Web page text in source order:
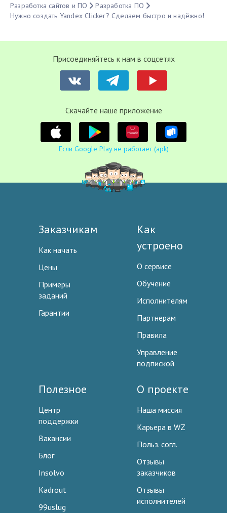
Разработка сайтов и ПО
Разработка ПО
Нужно создать Yandex Clicker? Сделаем быстро и надёжно!
Присоединяйтесь к нам в соцсетях
Cкачайте наше приложение
Если Google Play не работает (apk)
Заказчикам
Как начать
Цены
Примеры
заданий
Гарантии
Как
устроено
О сервисе
Обучение
Исполнителям
Партнерам
Правила
Управление
подпиской
Полезное
Центр
поддержки
Вакансии
Блог
Insolvo
Kadrout
99uslug
О проекте
Наша миссия
Карьера в WZ
Польз. согл.
Отзывы
заказчиков
Отзывы
исполнителей